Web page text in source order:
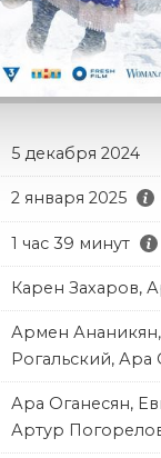
5 декабря 2024
2 января 2025
1 час 39 минут
Карен Захаров,
Армен
Рогальский, Ара
Ара Оганесян,
Артур